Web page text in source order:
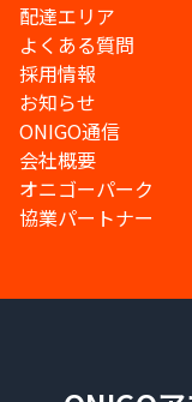
配達エリア
よくある質問
採用情報
お知らせ
ONIGO通信
会社概要
オニゴーパーク
協業パートナー